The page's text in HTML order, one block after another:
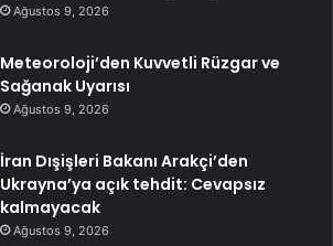
Ağustos 9, 2026
Meteoroloji’den Kuvvetli Rüzgar ve
Sağanak Uyarısı
Ağustos 9, 2026
İran Dışişleri Bakanı Arakçi’den
Ukrayna’ya açık tehdit: Cevapsız
kalmayacak
Ağustos 9, 2026